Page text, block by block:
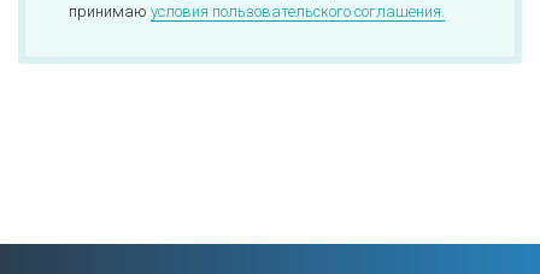
принимаю условия пользовательского соглашения.